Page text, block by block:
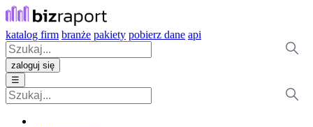
katalog firm branże pakiety pobierz dane api
zaloguj się
☰